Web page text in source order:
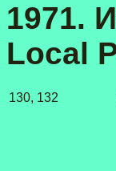
1971.
Local
130, 132